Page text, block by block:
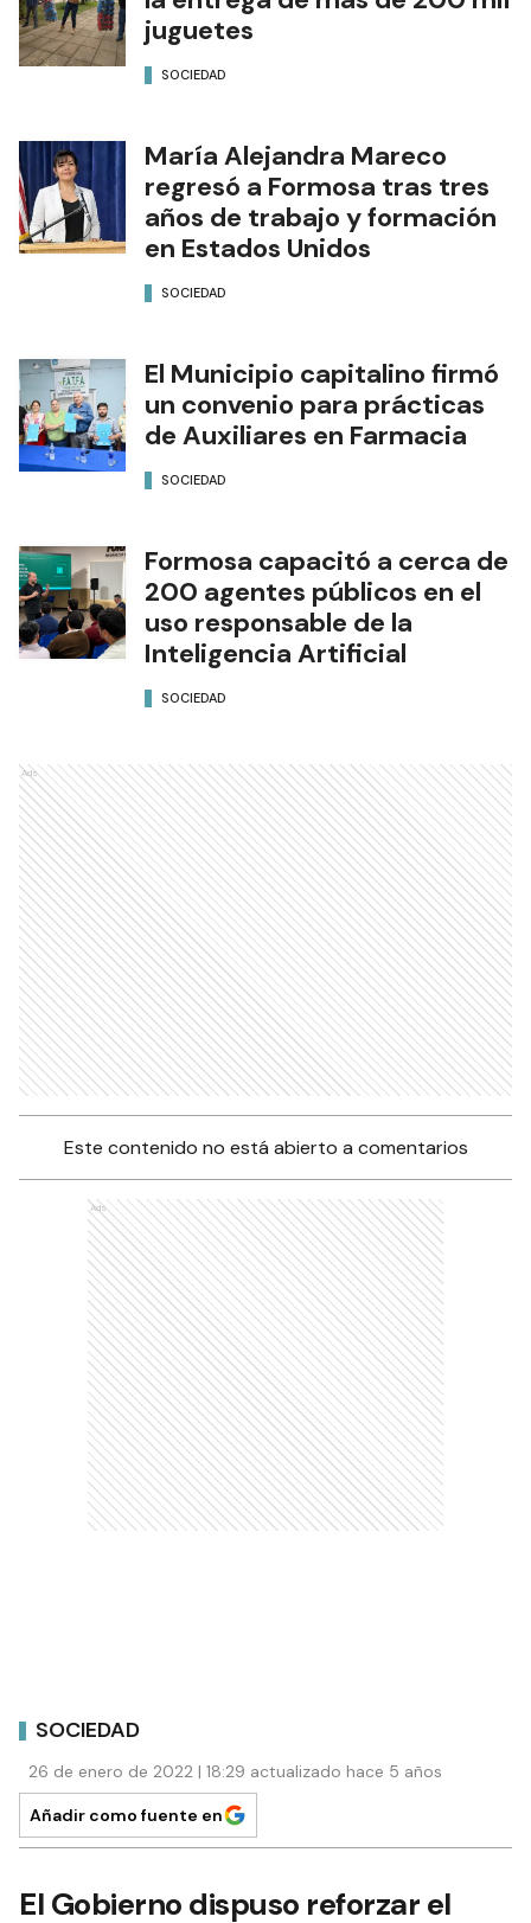
juguetes
SOCIEDAD
María Alejandra Mareco
regresó a Formosa tras tres
años de trabajo y formación
en Estados Unidos
SOCIEDAD
El Municipio capitalino firmó
un convenio para prácticas
de Auxiliares en Farmacia
SOCIEDAD
Formosa capacitó a cerca de
200 agentes públicos en el
uso responsable de la
Inteligencia Artificial
SOCIEDAD
Ads
Este contenido no está abierto a comentarios
Ads
SOCIEDAD
26 de enero de 2022 | 18:29 actualizado hace 5 años
Añadir como fuente en
El Gobierno dispuso reforzar el